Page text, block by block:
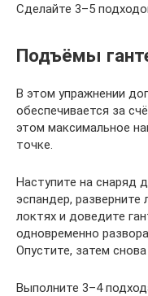
Сделайте 3–5
Подъёмы
В этом упражнении
обеспечивается за
этом максимальное
точке.
Наступите на снаряд
эспандер, разверните
локтях и доведите
одновременно
Опустите, затем
Выполните 3–4